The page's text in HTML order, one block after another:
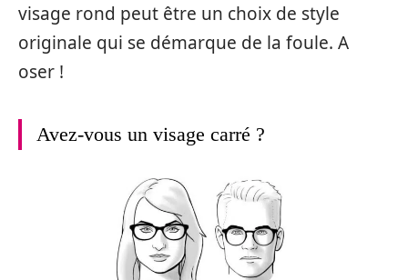
visage rond peut être un choix de style
originale qui se démarque de la foule. A
oser !
Avez-vous un visage carré ?